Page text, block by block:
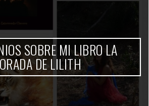
SOBRE MI LIBRO LA
DE LILITH